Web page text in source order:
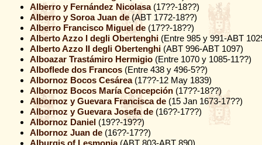
Alberro y Fernández Nicolasa(17??-18??)
Alberro y Soroa Juan de (ABT 1772-18??)
Alberro Francisco Miguel de (17??-18??)
Alberto Azzo I degli Obertenghi (Entre 985 y 991-ABT
Alberto Azzo II degli Obertenghi (ABT 996-ABT 1097)
Alboazar Trastámiro Hermigio (Entre 1070 y 1085-11??)
Alboflede dos Francos (Entre 438 y 496-5??)
Albornoz Bocos Cesárea(17??-12 May 1839)
Albornoz Bocos María Concepción (17??-18??)
Albornoz y Guevara Francisca de (15 Jan 1673-17??)
Albornoz y Guevara Josefa de (16??-17??)
Albornoz Daniel (19??-19??)
Albornoz Juan de (16??-17??)
Alburgis of Lesmonia(ABT 803-ABT 890)